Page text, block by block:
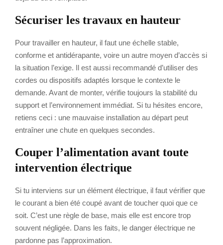
Sécuriser les travaux en hauteur
Pour travailler en hauteur, il faut une échelle stable,
conforme et antidérapante, voire un autre moyen d’accès si
la situation l’exige. Il est aussi recommandé d’utiliser des
cordes ou dispositifs adaptés lorsque le contexte le
demande. Avant de monter, vérifie toujours la stabilité du
support et l’environnement immédiat. Si tu hésites encore,
retiens ceci : une mauvaise installation au départ peut
entraîner une chute en quelques secondes.
Couper l’alimentation avant toute
intervention électrique
Si tu interviens sur un élément électrique, il faut vérifier que
le courant a bien été coupé avant de toucher quoi que ce
soit. C’est une règle de base, mais elle est encore trop
souvent négligée. Dans les faits, le danger électrique ne
pardonne pas l’approximation.